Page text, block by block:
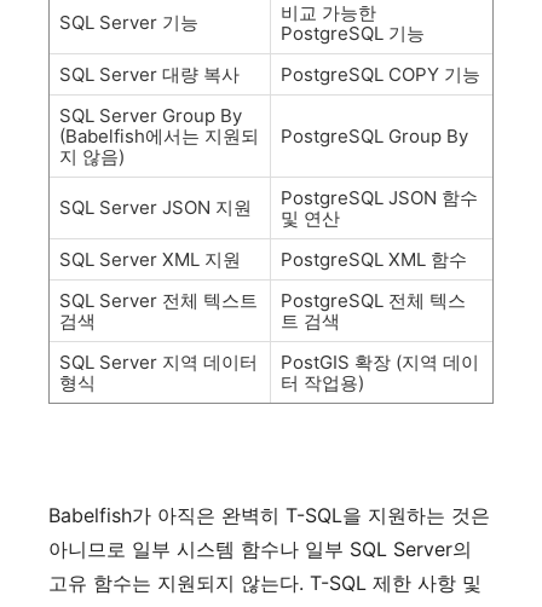
SQL Server 기능 비교 가능한
PostgreSQL 기능
SQL Server 대량 복사 PostgreSQL COPY 기능
SQL Server Group By
(Babelfish에서는 지원되
지 않음)
PostgreSQL Group By
SQL Server JSON 지원 PostgreSQL JSON 함수
및 연산
SQL Server XML 지원 PostgreSQL XML 함수
SQL Server 전체 텍스트
검색
PostgreSQL 전체 텍스
트 검색
SQL Server 지역 데이터
형식
PostGIS 확장 (지역 데이
터 작업용)
Babelfish가 아직은 완벽히 T-SQL을 지원하는 것은
아니므로 일부 시스템 함수나 일부 SQL Server의
고유 함수는 지원되지 않는다. T-SQL 제한 사항 및